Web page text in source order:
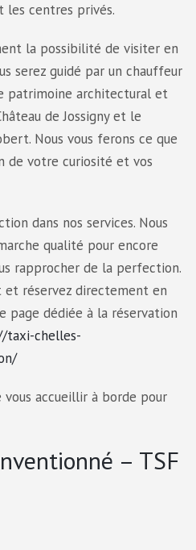
les centres privés.
la possibilité de visiter en
serez guidé par un chauffeur
patrimoine architectural et
de Jossigny et le
Nous vous ferons ce que
de votre curiosité et vos
dans nos services. Nous
qualité pour encore
rapprocher de la perfection.
réservez directement en
dédiée à la réservation
taxi-chelles-
vous accueillir à borde pour
– TSF